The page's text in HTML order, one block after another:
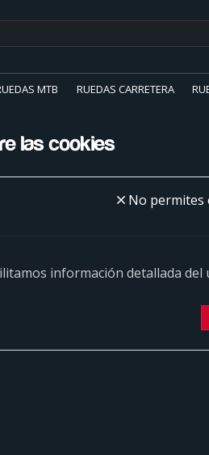
MTB RUEDAS CARRETERA
las cookies
No permites
información detallada